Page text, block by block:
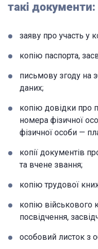
такі документи:
заяву про участь у
копію паспорта,
письмову згоду на
даних;
копію довідки про
номера фізичної
фізичної особи —
копії документів
та вчене звання;
копію трудової
копію військового
посвідчення,
особовий листок з